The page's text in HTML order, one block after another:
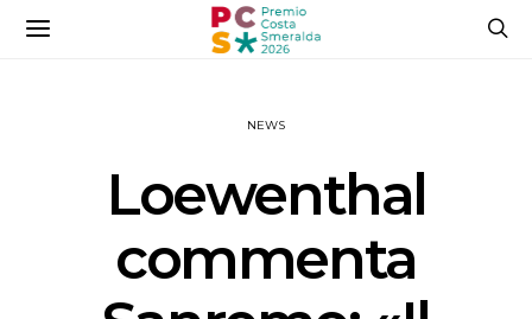
NEWS
Loewenthal
commenta